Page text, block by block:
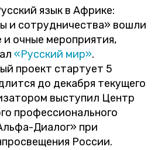
язык в Африке:
и сотрудничества» вошли
очные мероприятия,
«Русский мир».
проект стартует 5
до декабря текущего
выступил Центр
профессионального
Диалог» при
России.